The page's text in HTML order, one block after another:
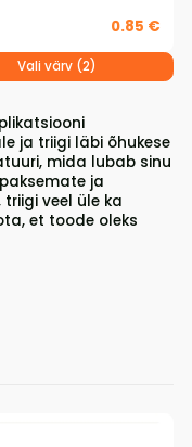
ja triigi läbi õhukese
mida lubab sinu
ja
veel üle ka
et toode oleks
0.85 €
Vali värv (2)